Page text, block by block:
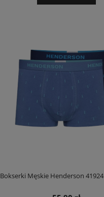
Bokserki Męskie Henderson